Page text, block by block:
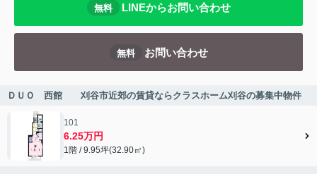
無料 LINEからお問い合わせ
無料 お問い合わせ
ＤＵＯ 西館 刈谷市近郊の賃貸ならクラスホーム刈谷の募集中物件
101
6.25万円
1階 / 9.95坪(32.90㎡)